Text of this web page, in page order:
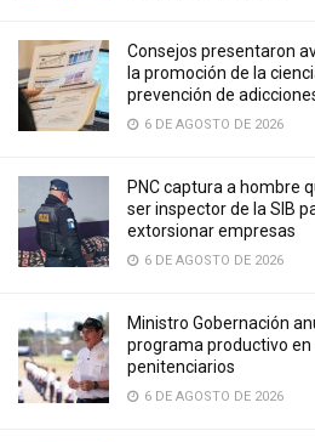
Consejos presentaron
la promoción de la
prevención de
6 DE AGOSTO DE 2026
PNC captura a hombre
ser inspector de la SIB
extorsionar empresas
6 DE AGOSTO DE 2026
Ministro Gobernación
programa productivo en
penitenciarios
6 DE AGOSTO DE 2026